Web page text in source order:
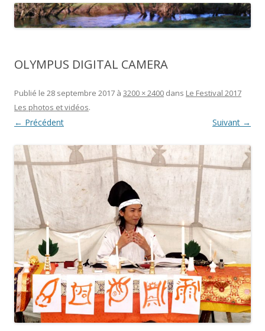
OLYMPUS DIGITAL CAMERA
Publié le 28 septembre 2017 à 3200 × 2400 dans Le Festival 2017
Les photos et vidéos.
← Précédent Suivant →